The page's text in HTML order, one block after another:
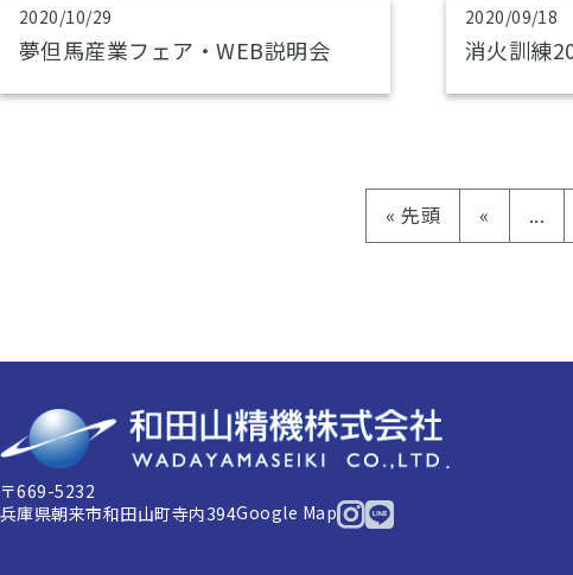
2020/10/29
夢但馬産業フェア・WEB説明会
2020/09/18
消火訓練
« 先頭 « ...
〒669-5232
兵庫県朝来市和田山町寺内394Google Map